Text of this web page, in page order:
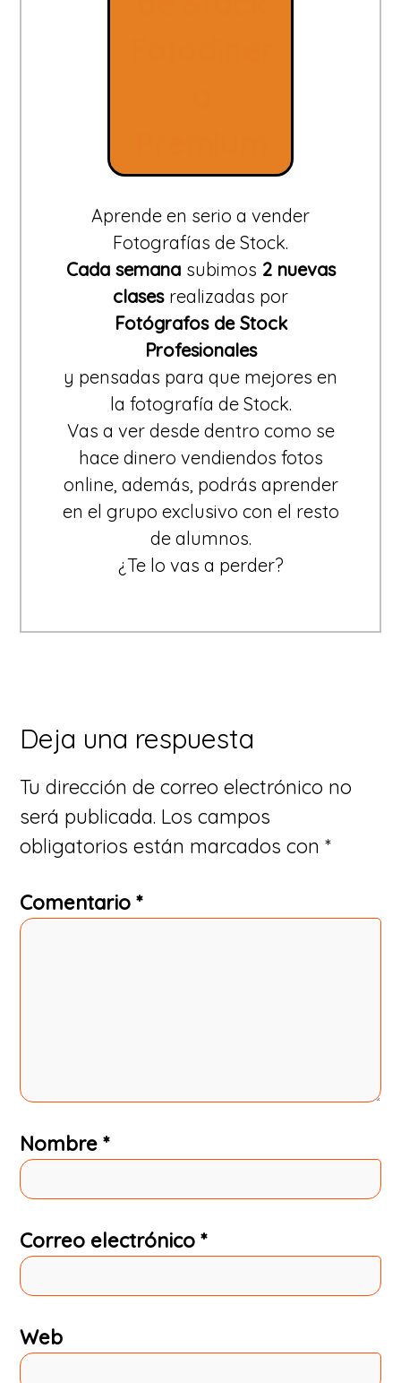
Aprende en serio a vender
Fotografías de Stock.
Cada semana subimos 2 nuevas
clases realizadas por
Fotógrafos de Stock
Profesionales
y pensadas para que mejores en
la fotografía de Stock.
Vas a ver desde dentro como se
hace dinero vendiendos fotos
online, además, podrás aprender
en el grupo exclusivo con el resto
de alumnos.
¿Te lo vas a perder?
Interacciones
con
los
lectores
Deja una respuesta
Tu dirección de correo electrónico no
será publicada. Los campos
obligatorios están marcados con*
Comentario*
Nombre*
Correo electrónico*
Web